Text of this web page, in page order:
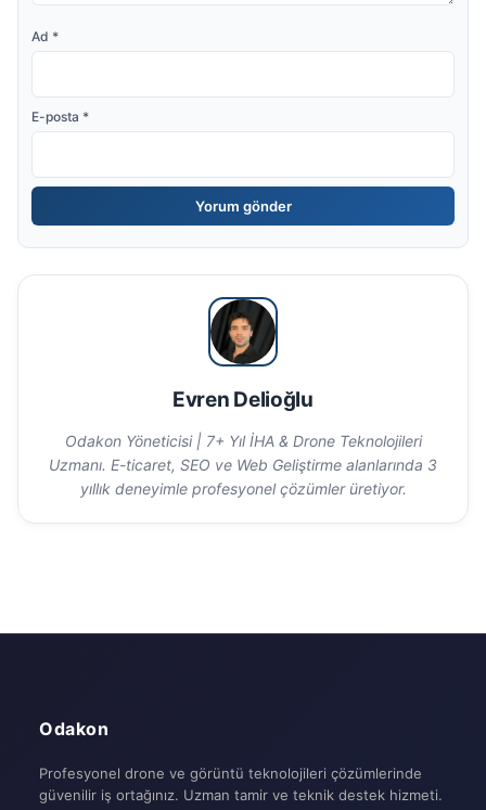
Ad *
E-posta *
Evren Delioğlu
Odakon Yöneticisi | 7+ Yıl İHA & Drone Teknolojileri
Uzmanı. E-ticaret, SEO ve Web Geliştirme alanlarında 3
yıllık deneyimle profesyonel çözümler üretiyor.
Odakon
Profesyonel drone ve görüntü teknolojileri çözümlerinde
güvenilir iş ortağınız. Uzman tamir ve teknik destek hizmeti.